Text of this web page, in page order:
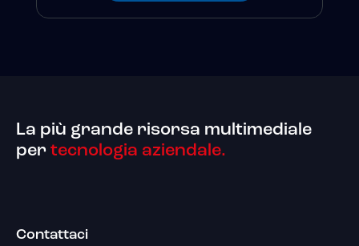
La più grande risorsa multimediale
per tecnologia aziendale.
Contattaci